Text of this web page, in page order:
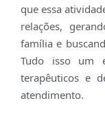
que essa
relações,
família e
Tudo isso um
terapêuticos e
atendimento.